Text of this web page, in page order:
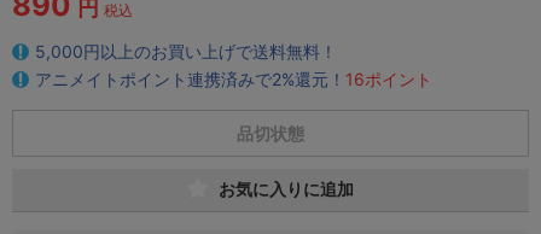
円 税込
5,000円以上のお買い上げで送料無料！
アニメイトポイント連携済みで2%還元！ 16ポイント
品切状態
お気に入りに追加